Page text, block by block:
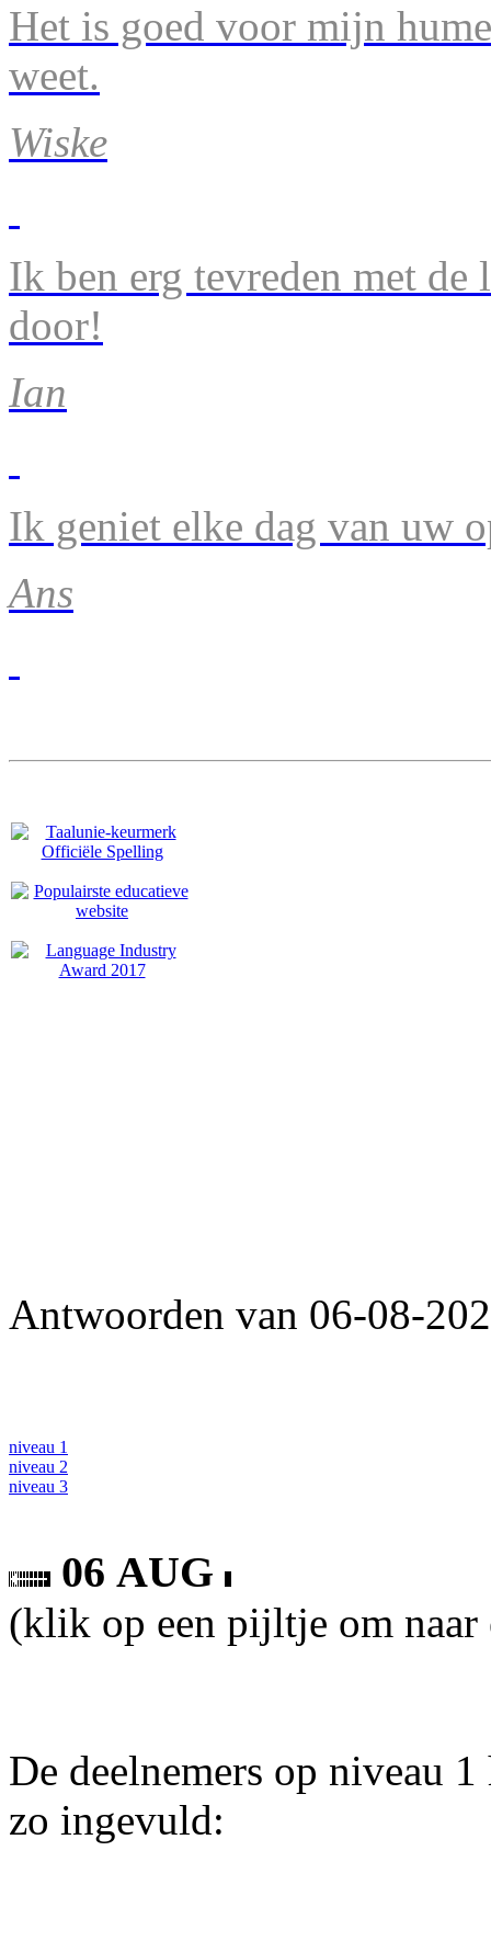
Het is goed voor mijn
weet.
Wiske
Ik ben erg tevreden met de
door!
Ian
Ik geniet elke dag van uw
Ans
Antwoorden van 06-08-
niveau 1
niveau 2
niveau 3
06 AUG
(klik op een pijltje om naar
De deelnemers op niveau
zo ingevuld: